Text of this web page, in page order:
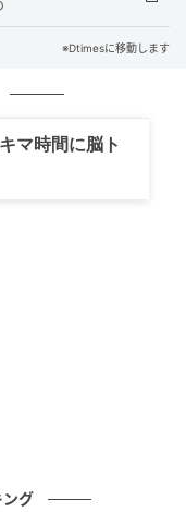
※Dtimesに移動します
マ時間に脳ト
ング